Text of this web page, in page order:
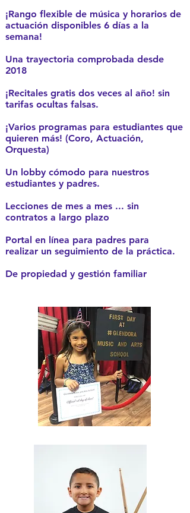
¡Rango flexible de música y horarios de
actuación disponibles 6 días a la
semana!
Una trayectoria comprobada desde
2018
¡Recitales gratis dos veces al año! sin
tarifas ocultas falsas.
¡Varios programas para estudiantes que
quieren más! (Coro, Actuación,
Orquesta)
Un lobby cómodo para nuestros
estudiantes y padres.
Lecciones de mes a mes ... sin
contratos a largo plazo
Portal en línea para padres para
realizar un seguimiento de la práctica.
De propiedad y gestión familiar